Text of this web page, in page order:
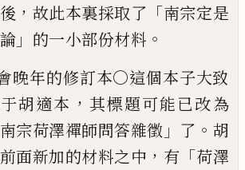
， 故此本裏採取了 「南宗定是
」 的一小部份材料 。
晚年的修訂本〇這個本子大致
胡適本 ， 其標題可能已改為
南宗荷澤禪師問答雜徵 」 了 。 胡
面新加的材料之中 ， 有 「荷澤